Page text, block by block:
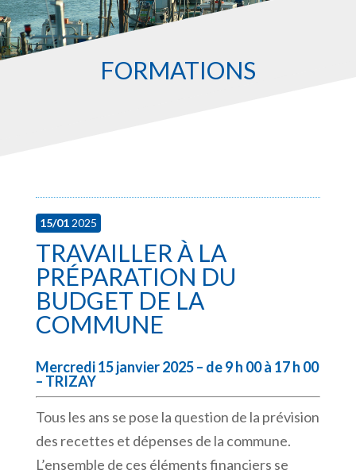
FORMATIONS
15/012025
TRAVAILLER À LA
PRÉPARATION DU
BUDGET DE LA
COMMUNE
Mercredi 15 janvier 2025 – de 9 h 00 à 17 h 00
– TRIZAY
Tous les ans se pose la question de la prévision
des recettes et dépenses de la commune.
L’ensemble de ces éléments financiers se